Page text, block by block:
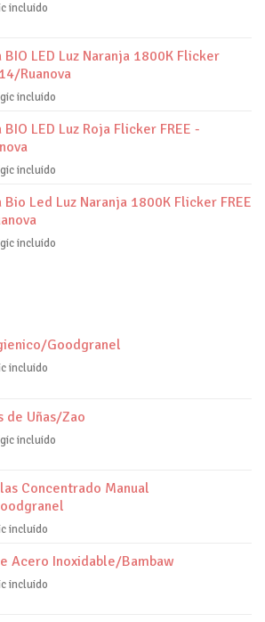
incluido
LED Luz Naranja 1800K Flicker
Ruanova
incluido
LED Luz Roja Flicker FREE -
incluido
Led Luz Naranja 1800K Flicker FREE
incluido
Goodgranel
incluido
de Uñas/Zao
incluido
Concentrado Manual
incluido
Acero Inoxidable/Bambaw
incluido